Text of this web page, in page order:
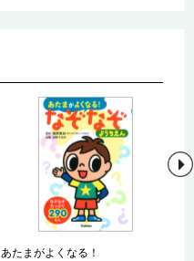
あたまがよくなる！